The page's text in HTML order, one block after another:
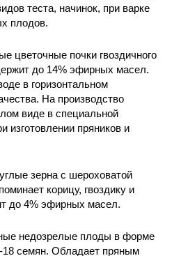
теста, начинок, при варке
плодов.
цветочные почки гвоздичного
до 14% эфирных масел.
в горизонтальном
На производство
виде в специальной
изготовлении пряников и
зерна с шероховатой
корицу, гвоздику и
до 4% эфирных масел.
недозрелые плоды в форме
18 семян. Обладает пряным